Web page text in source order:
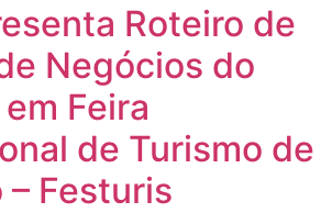
Roteiro de
Negócios do
Feira
de Turismo de
– Festuris